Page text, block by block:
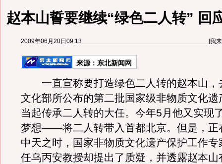
赵本山誓要继续“绿色二人转” 回
2009年06月20日09:13 [我
来源： 东北新闻网
一直宣称要打造绿色二人转的赵本山，
文化部所公布的第二批国家级非物质文化遗
当起传承二人转的大任。今年5月他又实现
梦想——将二人转带入首都北京。但是，正
中天之时，国家非物质文化遗产保护工作专
任乌丙安教授却提出了质疑，并透露赵本山